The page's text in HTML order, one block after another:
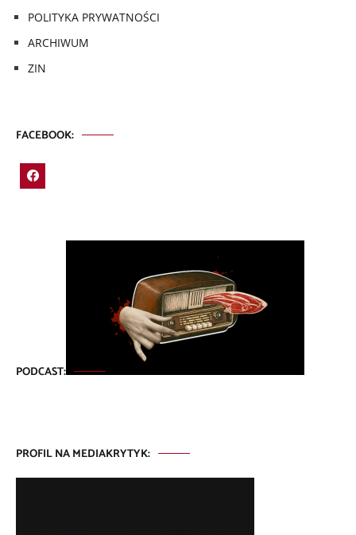
POLITYKA PRYWATNOŚCI
ARCHIWUM
ZIN
FACEBOOK:
PODCAST:
PROFIL NA MEDIAKRYTYK: